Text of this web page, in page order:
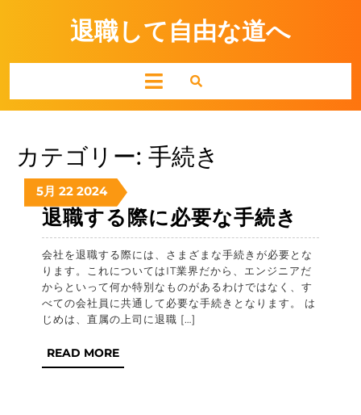
退職して自由な道へ
Open
Button
カテゴリー: 手続き
5月 2024-
05-
22
222024-
05-
22
20242024-
05-
22
退職する際に必要な手続き
職
す
る
際
会社を退職する際には、さまざまな手続きが必要とな
ります。これについてはIT業界だから、エンジニアだ
からといって何か特別なものがあるわけではなく、す
べての会社員に共通して必要な手続きとなります。 は
じめは、直属の上司に退職 […]
READ MOREREAD
MORE